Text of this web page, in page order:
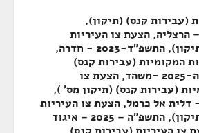
(עבירות קנס) (תיקון),
התשפ"ה-2025 – הרצליה, הצעת צו העיריות
(עבירות קנס) (תיקון), התשפ"ד-2023 - חדרה,
המקומיות (עבירות קנס)
(תיקון), התשפ"ה-2025 -משהד, הצעת צו
(עבירות קנס) (תיקון מס' ),
התשפ"ג-2023 - דלית אל כרמל, הצעת צו העיריות
(עבירות קנס) (תיקון), התשפ"ה – 2025 – איגוד